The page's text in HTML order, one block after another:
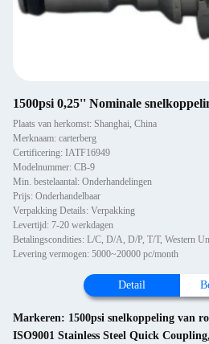
1500psi 0,25'' Nominale
Plaats van herkomst: Shanghai, China
Merknaam: carterberg
Certificering: IATF16949
Modelnummer: CB-9
Min. bestelaantal: Onderhandelingen
Prijs: Onderhandelbaar
Verpakking Details: Verpakking
Levertijd: 7-20 werkdagen
Betalingscondities: L/C, D/A, D/P, T/T, Western
Levering vermogen: 5000~20000 pc/month
Detail
Markeren: 1500psi snelkoppeling van
ISO9001 Stainless Steel Quick Coupling,